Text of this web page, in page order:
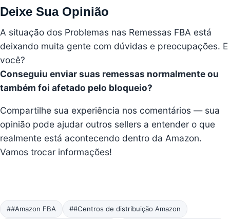
Deixe Sua Opinião
A situação dos Problemas nas Remessas FBA está
deixando muita gente com dúvidas e preocupações. E
você?
Conseguiu enviar suas remessas normalmente ou
também foi afetado pelo bloqueio?
Compartilhe sua experiência nos comentários — sua
opinião pode ajudar outros sellers a entender o que
realmente está acontecendo dentro da Amazon.
Vamos trocar informações!
##Amazon FBA ##Centros de distribuição Amazon